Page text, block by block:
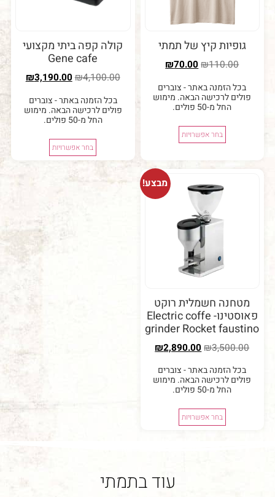
קיץ של תמתי
₪70.00
הזמנה באתר - צוברים
לרכישה הבאה. מימוש
בחר אפשרויות
קולה קפה ביתי מקצועי
Gene cafe
₪
₪3,190.00
בכל הזמנה באתר - צוברים
פולים לרכישה הבאה. מימוש
בחר אפשרויות
מבצע!
חשמלית רוקט
פאוסטינו- Electric coffe
grinder Rocket
₪
₪2,890.00
הזמנה באתר - צוברים
לרכישה הבאה. מימוש
בחר אפשרויות
עוד בתמתי